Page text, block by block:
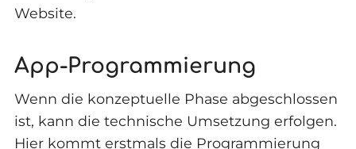
Website.
App-Programmierung
Wenn die konzeptuelle Phase abgeschlossen
ist, kann die technische Umsetzung erfolgen.
Hier kommt erstmals die Programmierung